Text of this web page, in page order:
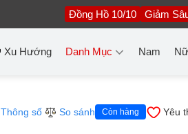
Đồng Hồ 10/10 Giảm
Xu Hướng Danh Mục Nam Nữ
Thông số So sánh Còn hàng Yêu